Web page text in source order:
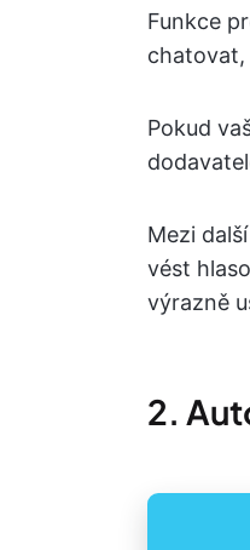
Funkce
chatovat,
Pokud
Mezi
vést
výrazně
2.